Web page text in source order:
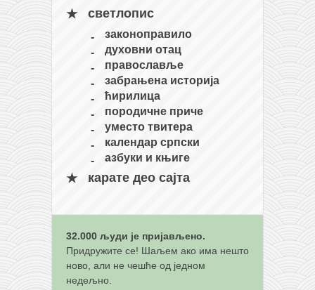
кобудо
нунчаку
тимбеи рочин
тсунами дојо
снимци наступа
галерија клуба
чланарина
контакт
светлопис
законоправило
духовни отац
православље
забрањена историја
ћирилица
породичне приче
уместо твитера
календар српски
азбуки и књиге
карате део сајта
32.000 људи је пријављено.
Придружите се! Шаљем ако има нешто
ново, али не чешће од једном
недељно.